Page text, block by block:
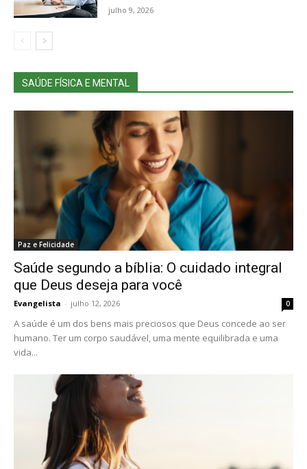
julho 9, 2026
SAÚDE FÍSICA E MENTAL
Paz e Felicidade
Saúde segundo a bíblia: O cuidado integral
que Deus deseja para você
Evangelista - julho 12, 2026 0
A saúde é um dos bens mais preciosos que Deus concede ao ser
humano. Ter um corpo saudável, uma mente equilibrada e uma
vida...